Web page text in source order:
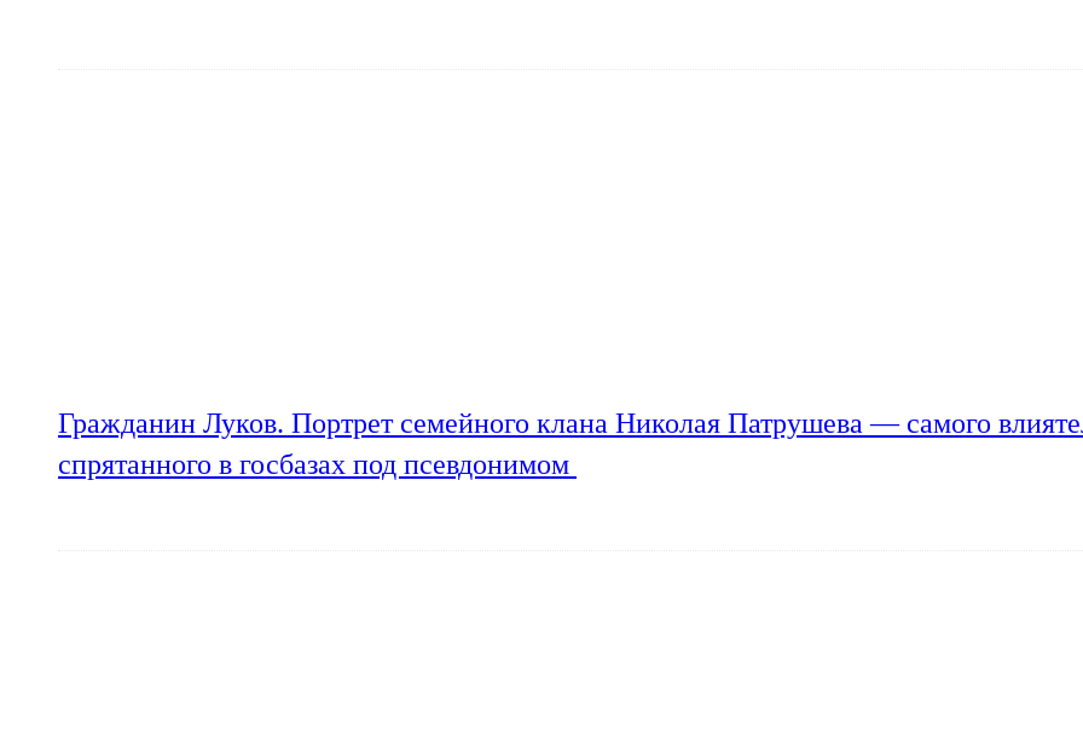
Гражданин Луков. Портрет семейного клана Николая Патрушева — самого
спрятанного в госбазах под псевдонимом